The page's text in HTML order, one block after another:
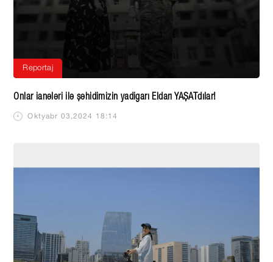
Onlar ianələri ilə şəhidimizin yadigarı Eldarı YAŞATdılar!
Oktyabr 03,2024 18:14
Reportaj